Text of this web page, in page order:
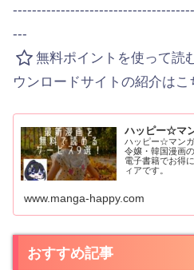
---
無料ポイントを使って読
ウンロードサイトの紹介はこ
ハッピー☆マ
ハッピー☆マン
令嬢・韓国漫画
電子書籍でお得
ィアです。
www.manga-happy.com
おすすめ記事